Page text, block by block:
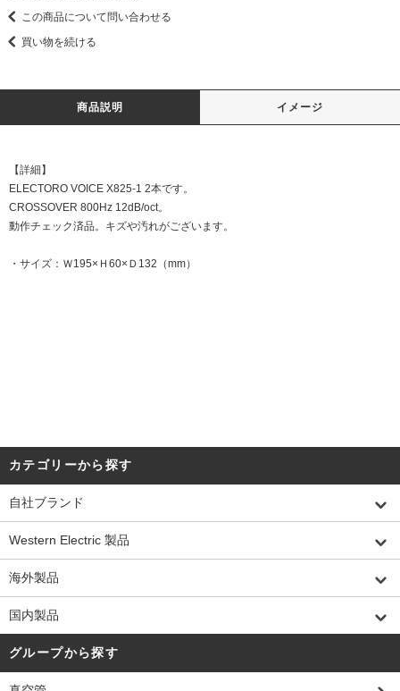
この商品について問い合わせる
買い物を続ける
商品説明 イメージ
【詳細】
ELECTORO VOICE X825-1 2本です。
CROSSOVER 800Hz 12dB/oct。
動作チェック済品。キズや汚れがございます。
・サイズ：Ｗ195×Ｈ60×Ｄ132（mm）
カテゴリーから探す
自社ブランド
Western Electric 製品
海外製品
国内製品
グループから探す